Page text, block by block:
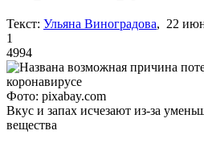
Текст: Ульяна Виноградова, 22
1
4994
Фото: pixabay.com
Вкус и запах исчезают из-за
вещества